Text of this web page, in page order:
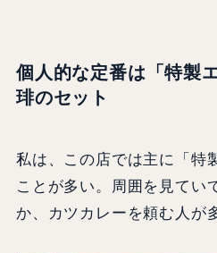
個人的な定番は「特製
琲のセット
私は、この店では主に「特
ことが多い。周囲を見てい
か、カツカレーを頼む人が